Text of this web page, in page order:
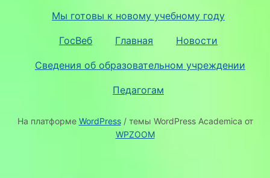
Мы готовы к новому учебному году
ГосВеб Главная Новости
Сведения об образовательном учреждении
Педагогам
На платформе WordPress/ темы WordPress Academica от
WPZOOM